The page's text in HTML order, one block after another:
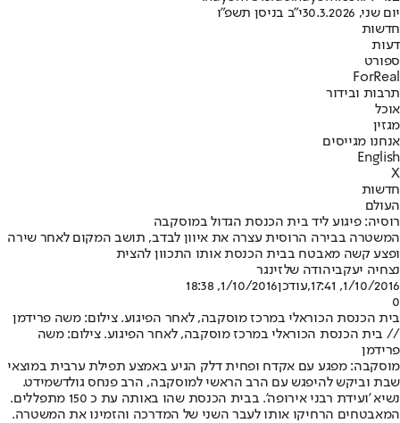
יום שני, 30.3.2026
י"ב בניסן תשפ"ו
חדשות
דעות
ספורט
ForReal
תרבות ובידור
אוכל
מגזין
אנחנו מגייסים
English
X
חדשות
העולם
רוסיה: פיגוע ליד בית הכנסת הגדול במוסקבה
המשטרה בבירה הרוסית עצרה את איוון לבדב, תושב המקום לאחר שירה
ופצע קשה מאבטח בבית הכנסת אותו התכוון להצית
נצחיה יעקביהודה שלזינגר
1/10/2016, 17:41
,עודכן1/10/2016, 18:38
0
בית הכנסת הכוראלי במרכז מוסקבה, לאחר הפיגוע. צילום: משה פרידמן
// בית הכנסת הכוראלי במרכז מוסקבה, לאחר הפיגוע. צילום: משה
פרידמן
מוסקבה: מפגע עם אקדח ופחית דלק הגיע באמצע תפילת ערבית במוצאי
שבת וביקש להיפגש עם הרב הראשי למוסקבה, הרב פנחס גולדשמידט.
נשיא 'ועידת רבני אירופה'. בבית הכנסת שהו באותה עת כ 150 מתפללים.
המאבטחים הרחיקו אותו לעבר השני של המדרכה והזמינו את המשטרה.